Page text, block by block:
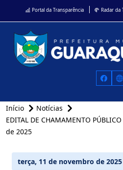
Portal da Transparência Radar da
Início
Notícias
EDITAL DE CHAMAMENTO
de 2025
terça, 11 de novembro de 2025